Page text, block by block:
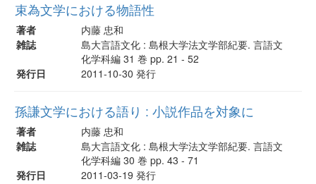
束為文学における物語性
著者
内藤 忠和
雑誌
島大言語文化 : 島根大学法文学部紀要. 言語文
化学科編 31 巻 pp. 21 - 52
発行日
2011-10-30 発行
孫謙文学における語り : 小説作品を対象に
著者
内藤 忠和
雑誌
島大言語文化 : 島根大学法文学部紀要. 言語文
化学科編 30 巻 pp. 43 - 71
発行日
2011-03-19 発行